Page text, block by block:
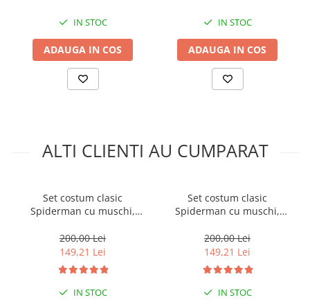
IN STOC
ADAUGA IN COS
IN STOC
ADAUGA IN COS
ALTI CLIENTI AU CUMPARAT
Set costum clasic
Spiderman cu muschi,
masca LED, 110-120 cm, 5-7
ani
200,00 Lei
149,21 Lei
IN STOC
Set costum clasic
Spiderman cu muschi,
masca LED, 120-130 cm, 7-9
ani
200,00 Lei
149,21 Lei
IN STOC